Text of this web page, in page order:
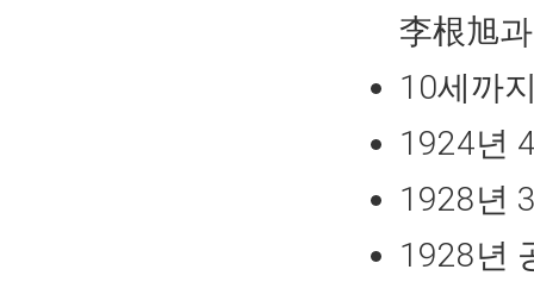
李根旭
10세까
1924년
1928년
1928년